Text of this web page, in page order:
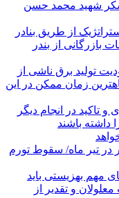
شهید محمد حسن
از طریق بنادر
بازرگانی از بندر
تولید برق ناشی از
زمان ممکن در این
و تاکید در انجام دیگر
داشته باشند
ماهانه ۱۶ ماه اخیر در تیر ماه/ سقوط تورم
مهم بهزیستی باید
و تقدیر از